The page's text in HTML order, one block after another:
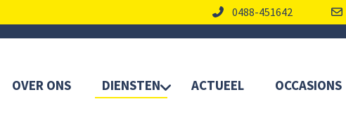
0488-451642
OVER ONS DIENSTEN ACTUEEL OCCASIONS